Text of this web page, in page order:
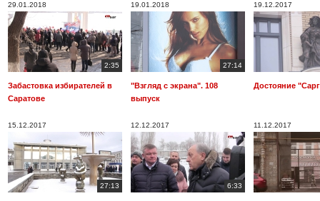
29.01.2018
2:35
Забастовка избирателей в
Саратове
19.01.2018
27:14
"Взгляд с экрана". 108
выпуск
19.12.2017
Достояние
15.12.2017
27:13
12.12.2017
6:33
11.12.2017